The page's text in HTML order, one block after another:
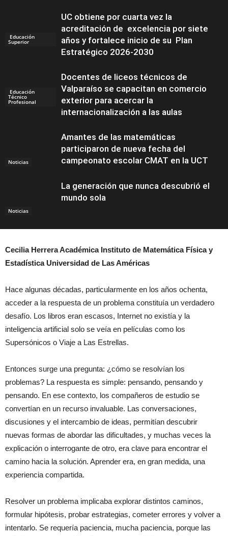
Educación
Superior
UC obtiene por cuarta vez la
acreditación de excelencia por siete
años y fortalece inicio de su Plan
Estratégico 2026-2030
Educación
Técnico
Profesional
Docentes de liceos técnicos de
Valparaíso se capacitan en comercio
exterior para acercar la
internacionalización a las aulas
Noticias
Amantes de las matemáticas
participaron de nueva fecha del
campeonato escolar CMAT en la UCT
Noticias
La generación que nunca descubrió el
mundo sola
Cecilia Herrera Académica Instituto de Matemática Física y
Estadística Universidad de Las Américas
Hace algunas décadas, particularmente en los años ochenta,
acceder a la respuesta de un problema constituía un verdadero
desafío. Los libros eran escasos, Internet no existía y la
inteligencia artificial solo se veía en películas como los
Supersónicos o Viaje a Las Estrellas.
Entonces surge una pregunta: ¿cómo se resolvían los
problemas? La respuesta es simple: pensando, pensando y
pensando. En ese contexto, los compañeros de estudio se
convertían en un recurso invaluable. Las conversaciones,
discusiones y el intercambio de ideas, permitían descubrir
nuevas formas de abordar las dificultades, y muchas veces la
explicación o interrogante de otro, era clave para encontrar el
camino hacia la solución. Aprender era, en gran medida, una
experiencia compartida.
Resolver un problema implicaba explorar distintos caminos,
formular hipótesis, probar estrategias, cometer errores y volver a
intentarlo. Se requería paciencia, mucha paciencia, porque las